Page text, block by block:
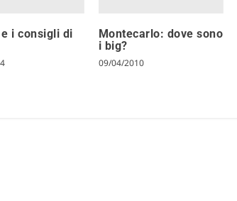
i consigli di
Montecarlo: dove sono
i big?
09/04/2010